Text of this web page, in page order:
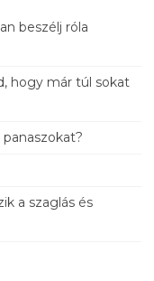
beszélj róla
hogy már túl sokat
a szaglás és